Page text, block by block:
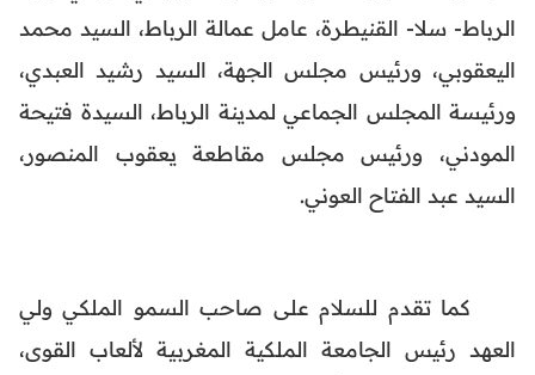
الرباط- سلا- القنيطرة، عامل عمالة الرباط، السيد محمد
اليعقوبي، ورئيس مجلس الجهة، السيد رشيد العبدي،
ورئيسة المجلس الجماعي لمدينة الرباط، السيدة فتيحة
المودني، ورئيس مجلس مقاطعة يعقوب المنصور،
السيد عبد الفتاح العوني.
كما تقدم للسلام على صاحب السمو الملكي ولي
العهد رئيس الجامعة الملكية المغربية لألعاب القوى،